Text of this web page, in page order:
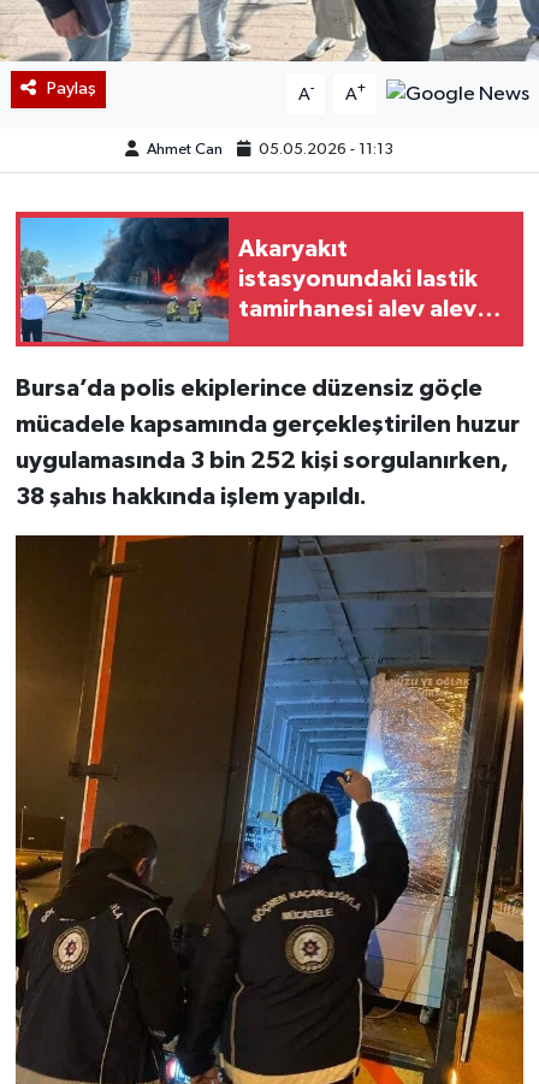
Paylaş A- A+
Ahmet Can 05.05.2026 - 11:13
Akaryakıt
istasyonundaki lastik
tamirhanesi alev alev
Bursa’da polis ekiplerince düzensiz göçle
mücadele kapsamında gerçekleştirilen huzur
uygulamasında 3 bin 252 kişi sorgulanırken,
38 şahıs hakkında işlem yapıldı.